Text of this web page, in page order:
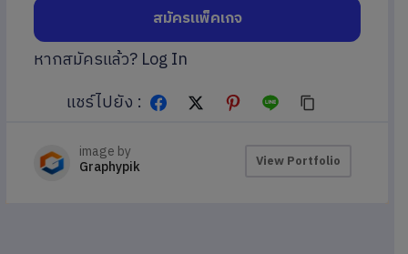
สมัครแพ็คเกจ
หากสมัครแล้ว? Log In
แชร์ไปยัง :
image by
Graphypik View Portfolio